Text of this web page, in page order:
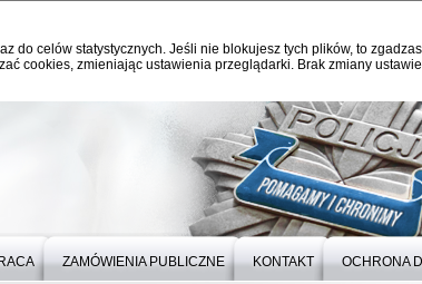
do celów statystycznych. Jeśli nie blokujesz tych plików, to
cookies, zmieniając ustawienia przeglądarki. Brak zmiany
ZAMÓWIENIA PUBLICZNE KONTAKT OCHRONA